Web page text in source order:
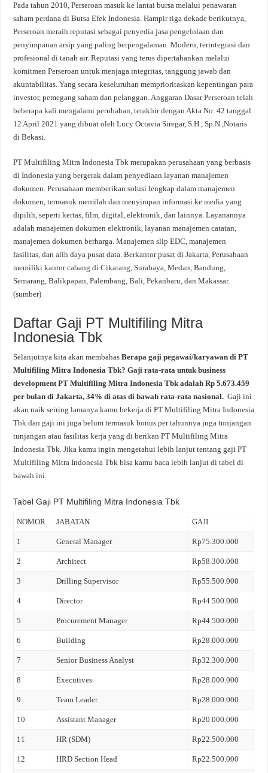
Pada tahun 2010, Perseroan masuk ke lantai bursa melalui penawaran
saham perdana di Bursa Efek Indonesia. Hampir tiga dekade berikutnya,
Perseroan meraih reputasi sebagai penyedia jasa pengelolaan dan
penyimpanan arsip yang paling berpengalaman. Modern, terintegrasi dan
profesional di tanah air. Reputasi yang terus dipertahankan melalui
komitmen Perseroan untuk menjaga integritas, tanggung jawab dan
akuntabilitas. Yang secara keseluruhan memprioritaskan kepentingan para
investor, pemegang saham dan pelanggan. Anggaran Dasar Perseroan telah
beberapa kali mengalami perubahan, terakhir dengan Akta No. 42 tanggal
12 April 2021 yang dibuat oleh Lucy Octavia Siregar, S.H., Sp.N.,Notaris
di Bekasi.
PT Multifiling Mitra Indonesia Tbk merupakan perusahaan yang berbasis
di Indonesia yang bergerak dalam penyediaan layanan manajemen
dokumen. Perusahaan memberikan solusi lengkap dalam manajemen
dokumen, termasuk memilah dan menyimpan informasi ke media yang
dipilih, seperti kertas, film, digital, elektronik, dan lainnya. Layanannya
adalah manajemen dokumen elektronik, layanan manajemen catatan,
manajemen dokumen berharga. Manajemen slip EDC, manajemen
fasilitas, dan alih daya pusat data. Berkantor pusat di Jakarta, Perusahaan
memiliki kantor cabang di Cikarang, Surabaya, Medan, Bandung,
Semarang, Balikpapan, Palembang, Bali, Pekanbaru, dan Makassar.
(sumber)
Daftar Gaji PT Multifiling Mitra
Indonesia Tbk
Selanjutnya kita akan membahasBerapa gaji pegawai/karyawan di PT
Multifiling Mitra Indonesia Tbk? Gaji rata-rata untuk business
development PT Multifiling Mitra Indonesia Tbk adalah Rp 5.673.459
per bulan di Jakarta, 34% di atas di bawah rata-rata nasional.Gaji ini
akan naik seiring lamanya kamu bekerja di PT Multifiling Mitra Indonesia
Tbk dan gaji ini juga belum termasuk bonus per tahunnya juga tunjangan
tunjangan atau fasilitas kerja yang di berikan PT Multifiling Mitra
Indonesia Tbk. Jika kamu ingin mengetahui lebih lanjut tentang gaji PT
Multifiling Mitra Indonesia Tbk bisa kamu baca lebih lanjut di tabel di
bawah ini.
Tabel Gaji PT Multifiling Mitra Indonesia Tbk
NOMOR JABATAN GAJI
1 General Manager Rp75.300.000
2 Architect Rp58.300.000
3 Drilling Supervisor Rp55.500.000
4 Director Rp44.500.000
5 Procurement Manager Rp44.500.000
6 Building Rp28.000.000
7 Senior Business Analyst Rp32.300.000
8 Executives Rp28.000.000
9 Team Leader Rp28.000.000
10 Assistant Manager Rp20.000.000
11 HR (SDM) Rp22.500.000
12 HRD Section Head Rp22.500.000